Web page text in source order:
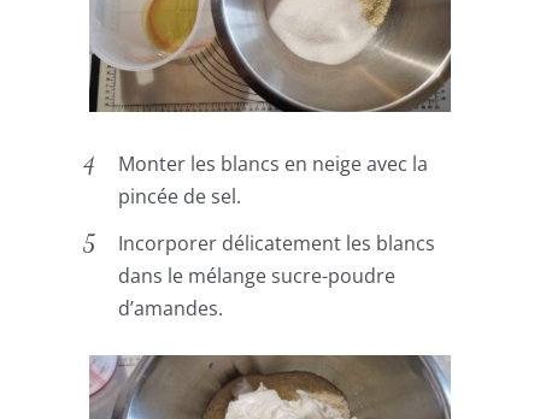
Monter les blancs en neige avec la
pincée de sel.
Incorporer délicatement les blancs
dans le mélange sucre-poudre
d’amandes.